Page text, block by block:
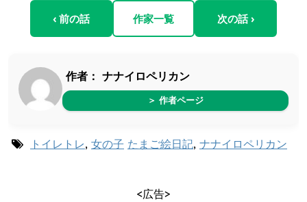
‹ 前の話 作家一覧 次の話 ›
作者： ナナイロペリカン
＞ 作者ページ
トイレトレ, 女の子 たまご絵日記, ナナイロペリカン
<広告>